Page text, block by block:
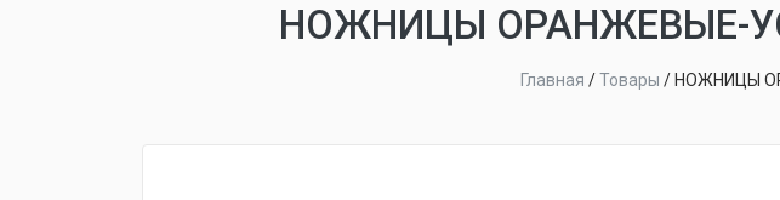
НОЖНИЦЫ ОРАНЖЕВЫЕ-
Главная /Товары / НОЖНИЦЫ